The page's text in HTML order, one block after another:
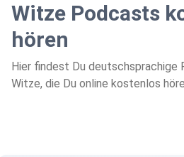
Witze Podcasts
hören
Hier findest Du deutschsprachige
Witze, die Du online kostenlos